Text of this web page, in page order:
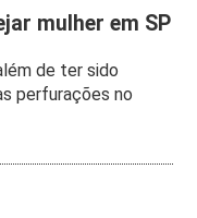
mulher em SP
de ter sido
perfurações no